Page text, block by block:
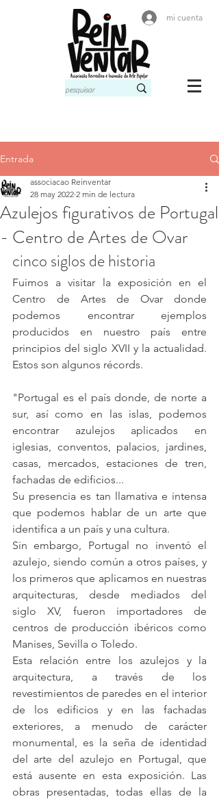
mi cuenta
Entrada
Azulejos figurativos de Portugal
- Centro de Artes de Ovar
associacao Reinventar
28 may 2022 2 min de lectura
cinco siglos de historia
Fuimos a visitar la exposición en el
Centro de Artes de Ovar donde
podemos encontrar ejemplos
producidos en nuestro país entre
principios del siglo XVII y la actualidad.
Estos son algunos récords.
"Portugal es el país donde, de norte a
sur, así como en las islas, podemos
encontrar azulejos aplicados en
iglesias, conventos, palacios, jardines,
casas, mercados, estaciones de tren,
fachadas de edificios...
Su presencia es tan llamativa e intensa
que podemos hablar de un arte que
identifica a un país y una cultura.
Sin embargo, Portugal no inventó el
azulejo, siendo común a otros países, y
los primeros que aplicamos en nuestras
arquitecturas, desde mediados del
siglo XV, fueron importadores de
centros de producción ibéricos como
Manises, Sevilla o Toledo.
Esta relación entre los azulejos y la
arquitectura, a través de los
revestimientos de paredes en el interior
de los edificios y en las fachadas
exteriores, a menudo de carácter
monumental, es la seña de identidad
del arte del azulejo en Portugal, que
está ausente en esta exposición. Las
obras presentadas, todas ellas de la